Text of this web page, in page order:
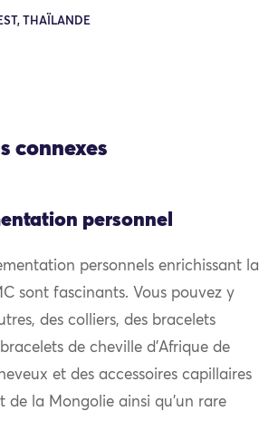
THAÏLANDE
connexes
personnel
personnels enrichissant la
sont fascinants. Vous pouvez y
des colliers, des bracelets
de cheville d’Afrique de
et des accessoires capillaires
de la Mongolie ainsi qu’un rare